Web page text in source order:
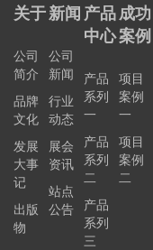
关于
公司
简介
品牌
文化
发展
大事
记
出版
物
新闻
公司
新闻
行业
动态
展会
资讯
站点
公告
产品
中心
产品
系列
一
产品
系列
二
产品
系列
三
成功
案例
项目
案例
一
项目
案例
二